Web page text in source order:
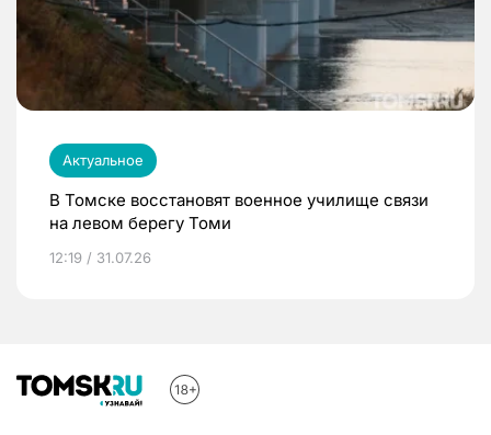
Актуальное
В Томске восстановят военное училище связи
на левом берегу Томи
12:19 / 31.07.26